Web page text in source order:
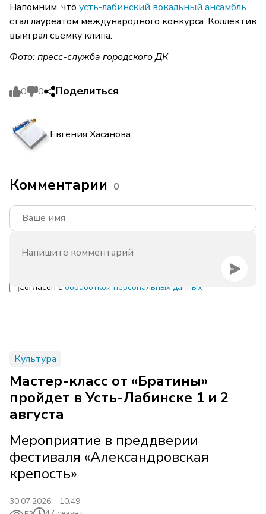
Напомним, что усть-лабинский вокальный ансамбль
стал лауреатом международного конкурса. Коллектив
выиграл съемку клипа.
Фото: пресс-служба городского ДК
0 0 Поделиться
Евгения Хасанова
Комментарии 0
Согласен с обработкой персональных данных
Культура
Мастер-класс от «Братины»
пройдет в Усть-Лабинске 1 и 2
августа
Мероприятие в преддверии
фестиваля «Александровская
крепость»
30.07.2026 - 10:49